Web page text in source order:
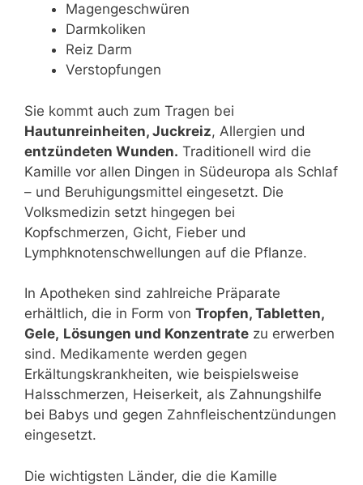
Magengeschwüren
Darmkoliken
Reiz Darm
Verstopfungen
Sie kommt auch zum Tragen bei
Hautunreinheiten, Juckreiz, Allergien und
entzündeten Wunden. Traditionell wird die
Kamille vor allen Dingen in Südeuropa als Schlaf
– und Beruhigungsmittel eingesetzt. Die
Volksmedizin setzt hingegen bei
Kopfschmerzen, Gicht, Fieber und
Lymphknotenschwellungen auf die Pflanze.
In Apotheken sind zahlreiche Präparate
erhältlich, die in Form von Tropfen, Tabletten,
Gele, Lösungen und Konzentrate zu erwerben
sind. Medikamente werden gegen
Erkältungskrankheiten, wie beispielsweise
Halsschmerzen, Heiserkeit, als Zahnungshilfe
bei Babys und gegen Zahnfleischentzündungen
eingesetzt.
Die wichtigsten Länder, die die Kamille